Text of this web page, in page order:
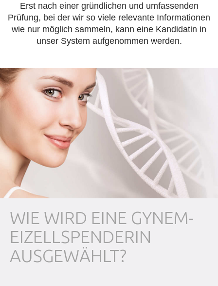
Erst nach einer gründlichen und umfassenden
Prüfung, bei der wir so viele relevante Informationen
wie nur möglich sammeln, kann eine Kandidatin in
unser System aufgenommen werden.
WIE WIRD EINE GYNEM-
EIZELLSPENDERIN
AUSGEWÄHLT?